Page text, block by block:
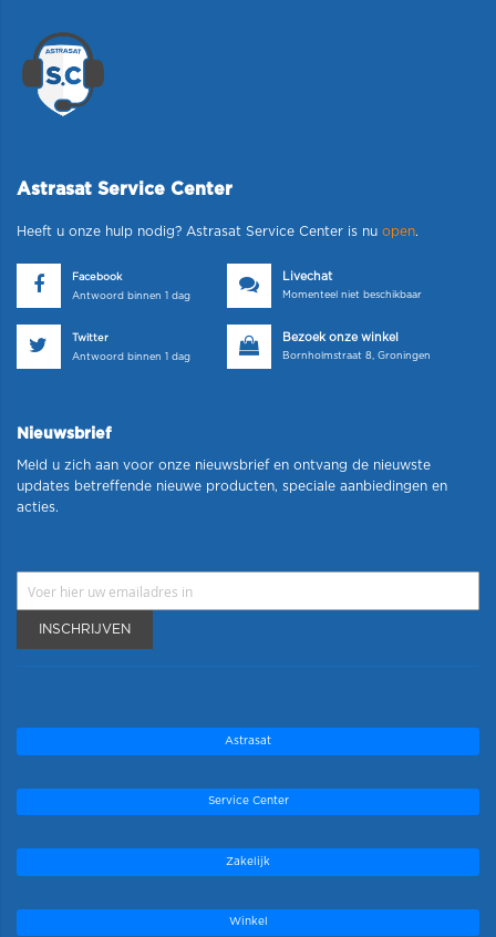
Astrasat Service Center
Heeft u onze hulp nodig? Astrasat Service Center is nu open.
Facebook
Antwoord binnen 1 dag
Livechat
Momenteel niet beschikbaar
Twitter
Antwoord binnen 1 dag
Bezoek onze winkel
Bornholmstraat 8, Groningen
Nieuwsbrief
Meld u zich aan voor onze nieuwsbrief en ontvang de nieuwste
updates betreffende nieuwe producten, speciale aanbiedingen en
acties.
INSCHRIJVEN
Astrasat
Service Center
Zakelijk
Winkel